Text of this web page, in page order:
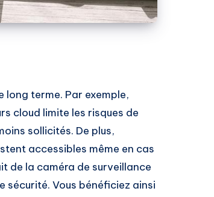
long terme. Par exemple,
cloud limite les risques de
sollicités. De plus,
accessibles même en cas
de la caméra de surveillance
sécurité. Vous bénéficiez ainsi